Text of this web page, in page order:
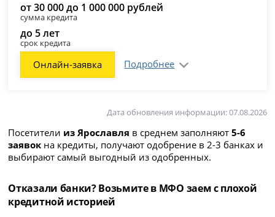
от 30 000 до 1 000 000 рублей
сумма кредита
до 5 лет
срок кредита
Онлайн-заявка Подробнее
Дата обновления информации: 07.08.2026
Посетители из Ярославля в среднем заполняют5-6
заявок на кредиты, получают одобрение в 2-3 банках и
выбирают самый выгодный из одобренных.
Отказали банки? Возьмите в МФО заем с плохой
кредитной историей